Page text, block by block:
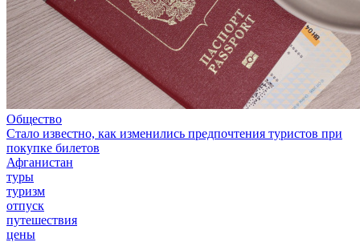
Общество
Стало известно, как изменились предпочтения туристов при
покупке билетов
Афганистан
туры
туризм
отпуск
путешествия
цены